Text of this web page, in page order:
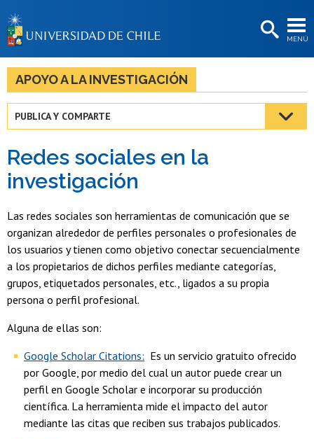
MENÚ
BIBLIOTECAS
LA UNIVERSIDAD
Estudiantes
Académicas/os
Funcionarias/os
Egresadas/os
APOYO A LA INVESTIGACIÓN
PUBLICA Y COMPARTE
Redes sociales en la
investigación
Las redes sociales son herramientas de comunicación que se
organizan alrededor de perfiles personales o profesionales de
los usuarios y tienen como objetivo conectar secuencialmente
a los propietarios de dichos perfiles mediante categorías,
grupos, etiquetados personales, etc., ligados a su propia
persona o perfil profesional.
Alguna de ellas son:
Google Scholar Citations: Es un servicio gratuito ofrecido
por Google, por medio del cual un autor puede crear un
perfil en Google Scholar e incorporar su producción
científica. La herramienta mide el impacto del autor
mediante las citas que reciben sus trabajos publicados.